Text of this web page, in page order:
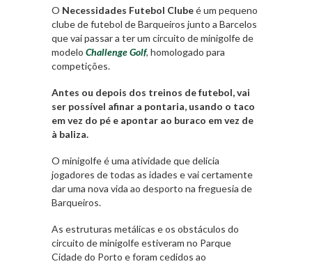
O Necessidades Futebol Clubeé um pequeno
clube de futebol de Barqueiros junto a Barcelos
que vai passar a ter um circuito de minigolfe de
modelo Challenge Golf, homologado para
competições.
Antes ou depois dos treinos de futebol, vai
ser possível afinar a pontaria, usando o taco
em vez do pé e apontar ao buraco em vez de
à baliza.
O minigolfe é uma atividade que delicia
jogadores de todas as idades e vai certamente
dar uma nova vida ao desporto na freguesia de
Barqueiros.
As estruturas metálicas e os obstáculos do
circuito de minigolfe estiveram no Parque
Cidade do Porto e foram cedidos ao